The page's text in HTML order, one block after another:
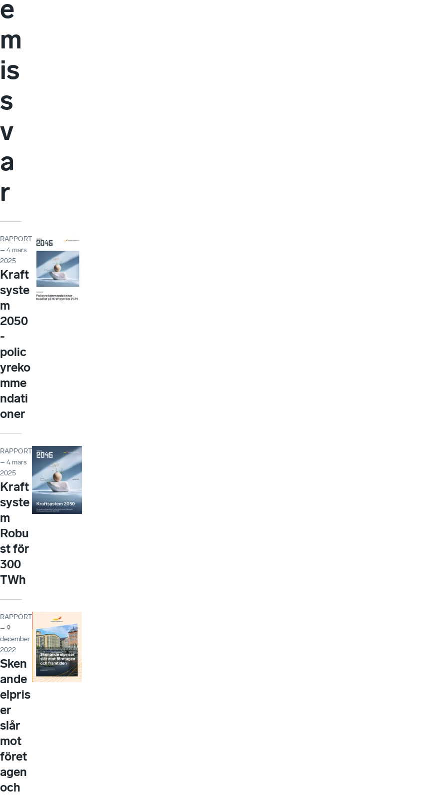
e
m
is
s
v
a
r
RAPPORT
– 4 mars
2025
Kraft
syste
m
2050
-
polic
yreko
mme
ndati
oner
RAPPORT
– 4 mars
2025
Kraft
syste
m
Robu
st för
300
TWh
RAPPORT
– 9
december
2022
Sken
ande
elpris
er
slår
mot
föret
agen
och